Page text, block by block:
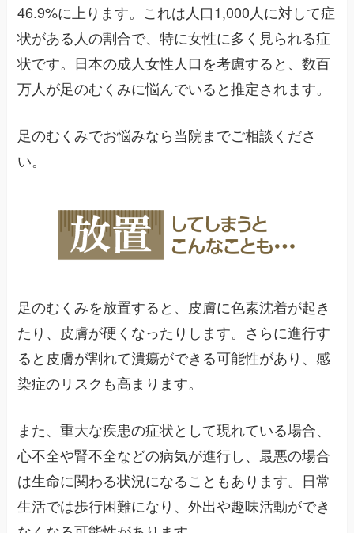
46.9%に上ります。これは人口1,000人に対して症
状がある人の割合で、特に女性に多く見られる症
状です。日本の成人女性人口を考慮すると、数百
万人が足のむくみに悩んでいると推定されます。
足のむくみでお悩みなら当院までご相談くださ
い。
足のむくみを放置すると、皮膚に色素沈着が起き
たり、皮膚が硬くなったりします。さらに進行す
ると皮膚が割れて潰瘍ができる可能性があり、感
染症のリスクも高まります。
また、重大な疾患の症状として現れている場合、
心不全や腎不全などの病気が進行し、最悪の場合
は生命に関わる状況になることもあります。日常
生活では歩行困難になり、外出や趣味活動ができ